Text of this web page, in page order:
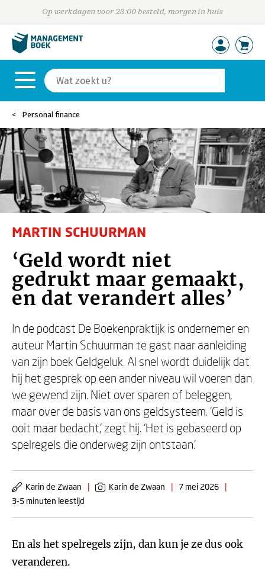
Op werkdagen voor 23:00 besteld, morgen in huis
Personal finance
MARTIN SCHUURMAN
‘Geld wordt niet
gedrukt maar gemaakt,
en dat verandert alles’
In de podcast De Boekenpraktijk is ondernemer en
auteur Martin Schuurman te gast naar aanleiding
van zijn boek Geldgeluk. Al snel wordt duidelijk dat
hij het gesprek op een ander niveau wil voeren dan
we gewend zijn. Niet over sparen of beleggen,
maar over de basis van ons geldsysteem. ‘Geld is
ooit maar bedacht,’ zegt hij. ‘Het is gebaseerd op
spelregels die onderweg zijn ontstaan.’
Karin de Zwaan | Karin de Zwaan | 7 mei 2026
|
3-5 minuten leestijd
En als het spelregels zijn, dan kun je ze dus ook
veranderen.